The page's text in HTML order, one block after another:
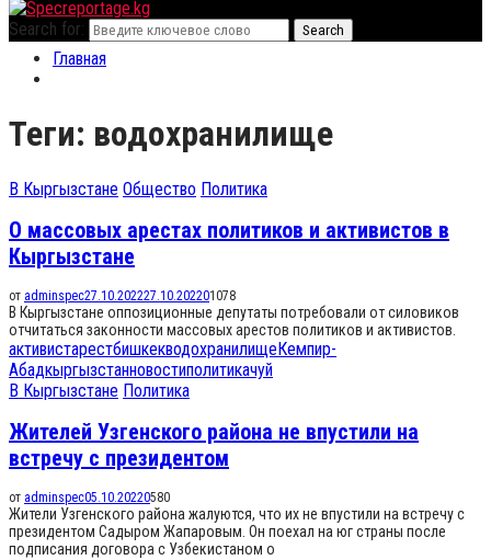
Search for: Search
Главная
Теги: водохранилище
В Кыргызстане Общество Политика
О массовых арестах политиков и активистов в
Кыргызстане
от adminspec27.10.202227.10.202201078
В Кыргызстане оппозиционные депутаты потребовали от силовиков
отчитаться законности массовых арестов политиков и активистов.
активистарестбишкекводохранилищеКемпир-
Абадкыргызстанновостиполитикачуй
В Кыргызстане Политика
Жителей Узгенского района не впустили на
встречу с президентом
от adminspec05.10.20220580
Жители Узгенского района жалуются, что их не впустили на встречу с
президентом Садыром Жапаровым. Он поехал на юг страны после
подписания договора с Узбекистаном о